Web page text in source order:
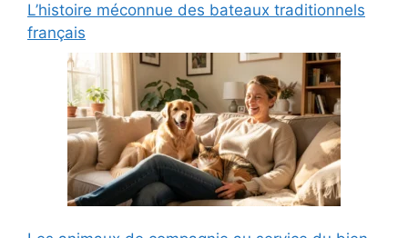
L’histoire méconnue des bateaux traditionnels
français